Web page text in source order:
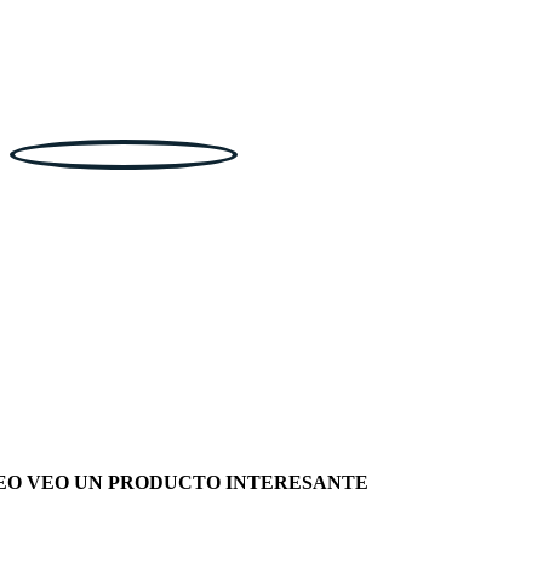
VEO UN PRODUCTO INTERESANTE